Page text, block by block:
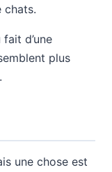
chats.
d’une
plus
une chose est